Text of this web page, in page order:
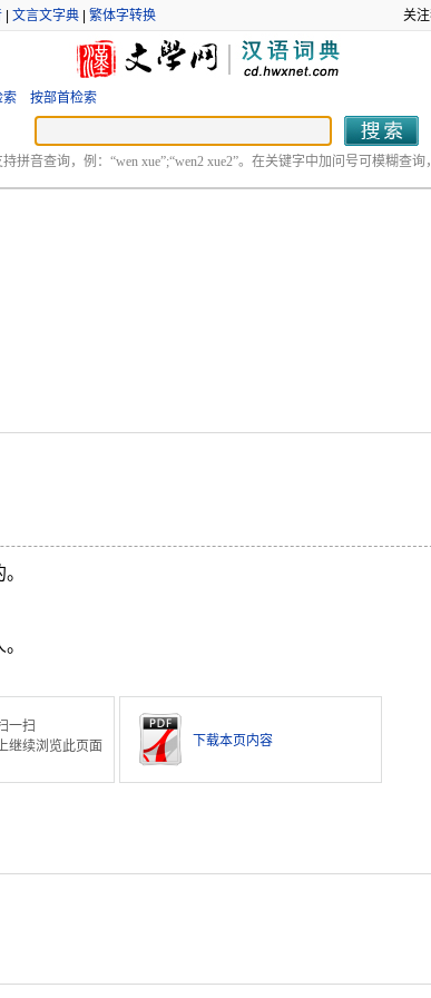
| 文言文字典| 繁体字转换 关注
索 按部首检索
持拼音查询，例：“wen xue”;“wen2 xue2”。在关键字中加问号可模糊查询
一扫
继续浏览此页面
下载本页内容